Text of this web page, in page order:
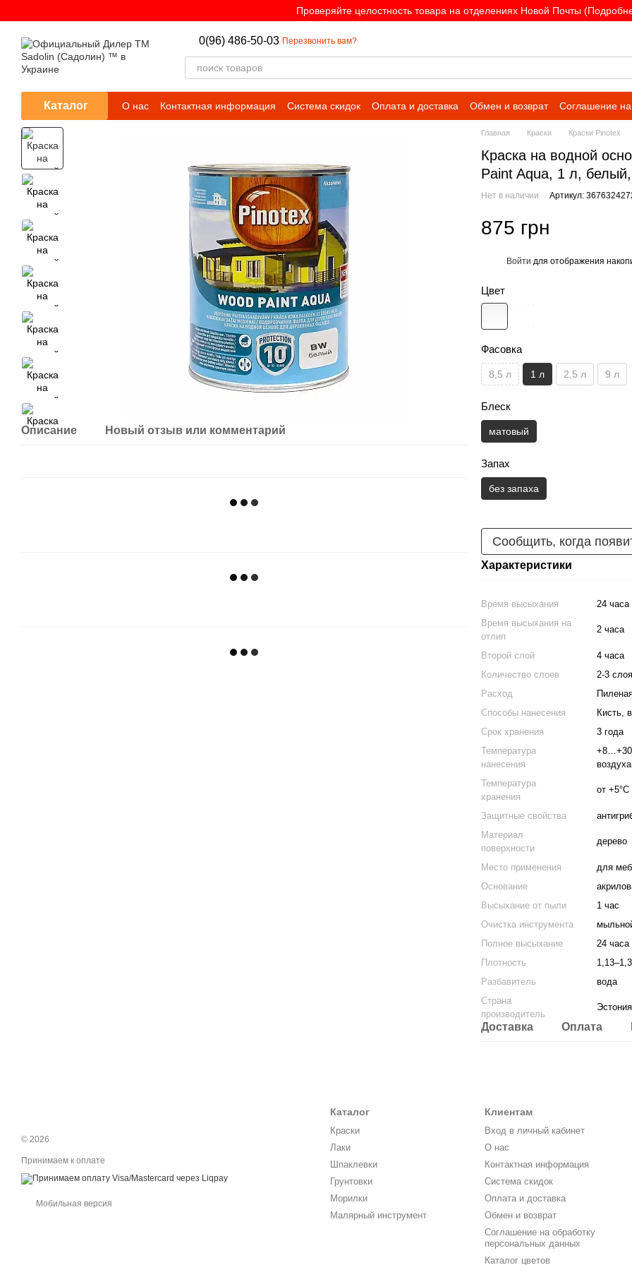
Проверяйте целостность товара на отделениях Новой Почты
0(96) 486-50-03 Перезвонить вам?
Каталог О нас Контактная информация Система скидок Оплата и доставка Обмен и возврат
Соглашение
Каталог цветов
Оферта
Описание Новый отзыв или комментарий
Главная Краски Краски Pinotex
Краска на водной
Paint Aqua, 1 л,
Нет в наличии Артикул:
875 грн
Войти для отображения
Цвет
Фасовка
8,5 л 1 л 2,5 л 9 л
Блеск
матовый
Запах
без запаха
Сообщить, когда
Характеристики
Время высыхания
24 часа
Время высыхания на
отлип
2 часа
Второй слой
4 часа
Количество слоев
2-3 слоя
Расход
Способы нанесения
Кисть,
Срок хранения
3 года
Температура
нанесения
+8…+30
Температура
хранения
от +5°С
Защитные свойства
Материал
поверхности
дерево
Место применения
для
Основание
Высыхание от пыли
1 час
Очистка инструмента
Полное высыхание
24 часа
Плотность
Разбавитель
вода
Страна
производитель
Эстония
Доставка Оплата
© 2026
Принимаем к оплате
Мобильная версия
Каталог
Краски
Лаки
Шпаклевки
Грунтовки
Морилки
Малярный инструмент
Клиентам
Вход в личный кабинет
О нас
Контактная информация
Система скидок
Оплата и доставка
Обмен и возврат
Соглашение на обработку
персональных данных
Каталог цветов